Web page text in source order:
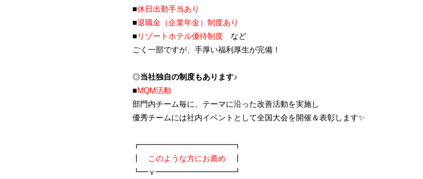
■休日出勤手当あり
■退職金（企業年金）制度あり
■ リゾートホテル優待制度 など
ごく一部ですが、手厚い福利厚生が完備！
◎当社独自の制度もあります♪
■MQM活動
部門内チーム毎に、テーマに沿った改善活動を実施し
優秀チームには社内イベントとして全国大会を開催＆表彰します✨
┏━━━━━━━━━━━━┓
このような方にお薦め
┗━ｖ━━━━━━━━━━┛